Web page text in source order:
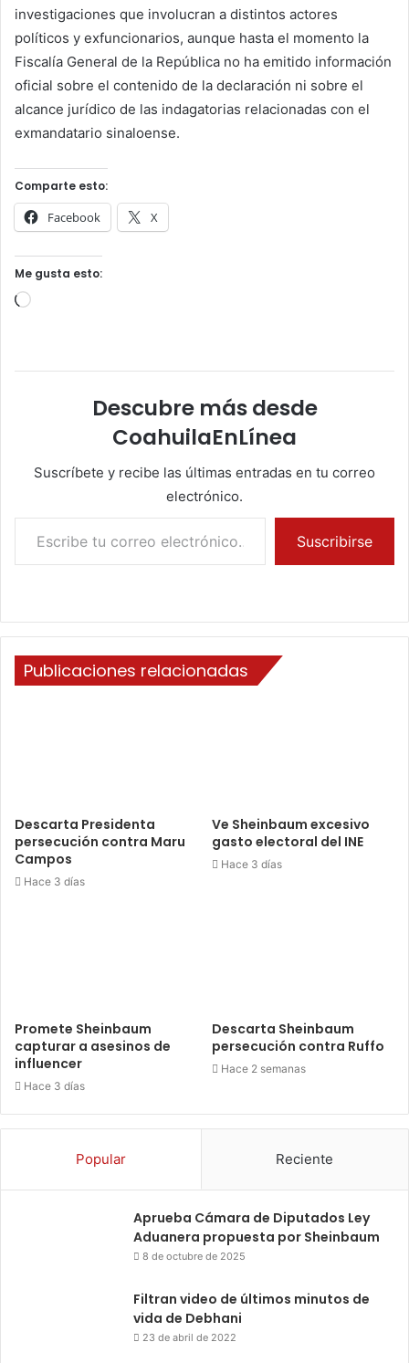
investigaciones que involucran a distintos actores
políticos y exfuncionarios, aunque hasta el momento la
Fiscalía General de la República no ha emitido información
oficial sobre el contenido de la declaración ni sobre el
alcance jurídico de las indagatorias relacionadas con el
exmandatario sinaloense.
Comparte esto:
Facebook X
Me gusta esto:
Cargando...
Descubre más desde
CoahuilaEnLínea
Suscríbete y recibe las últimas entradas en tu correo
electrónico.
Escribe tu correo electrónico…
Suscribirse
Publicaciones relacionadas
Descarta Presidenta
persecución contra Maru
Campos
Hace 3 días
Ve Sheinbaum excesivo
gasto electoral del INE
Hace 3 días
Promete Sheinbaum
capturar a asesinos de
influencer
Hace 3 días
Descarta Sheinbaum
persecución contra Ruffo
Hace 2 semanas
Popular Reciente
Aprueba Cámara de Diputados Ley
Aduanera propuesta por Sheinbaum
8 de octubre de 2025
Filtran video de últimos minutos de
vida de Debhani
23 de abril de 2022